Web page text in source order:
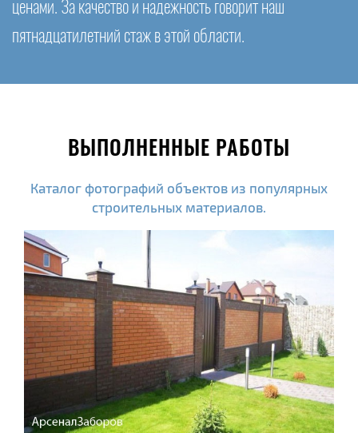
ценами. За качество и надежность говорит наш
пятнадцатилетний стаж в этой области.
ВЫПОЛНЕННЫЕ РАБОТЫ
Каталог фотографий объектов из популярных
строительных материалов.